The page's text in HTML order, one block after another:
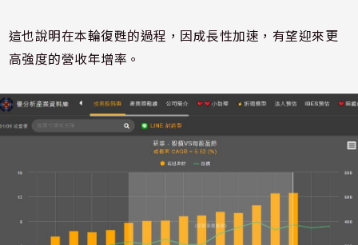
這也說明在本輪復甦的過程，因成長性加速，有望迎來更
高強度的營收年增率。